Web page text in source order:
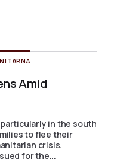
Amid
in the south
to flee their
crisis.
for the...